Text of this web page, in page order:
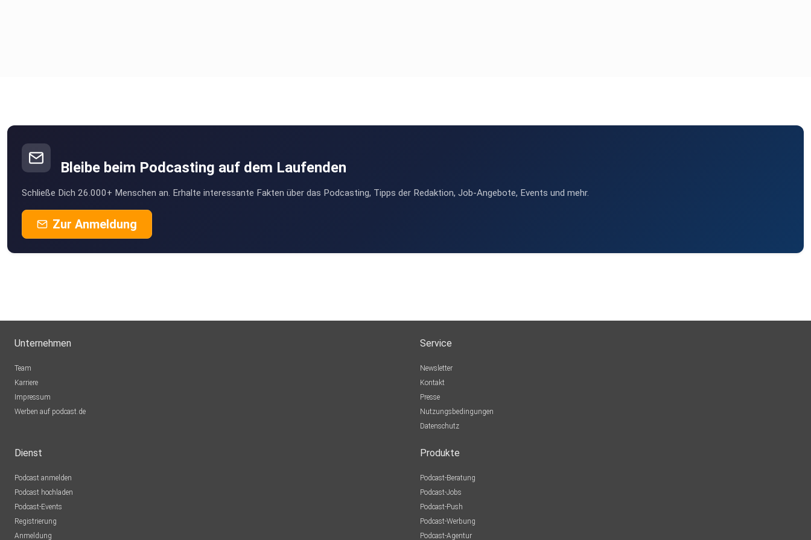
Bleibe beim Podcasting auf dem Laufenden
Schließe Dich 26.000+ Menschen an. Erhalte interessante Fakten über das Podcasting, Tipps der Redaktion, Job-Angebote, Events und mehr.
Zur Anmeldung
Unternehmen
Team
Karriere
Impressum
Werben auf podcast.de
Service
Newsletter
Kontakt
Presse
Nutzungsbedingungen
Datenschutz
Dienst
Podcast anmelden
Podcast hochladen
Podcast-Events
Registrierung
Anmeldung
Produkte
Podcast-Beratung
Podcast-Jobs
Podcast-Push
Podcast-Werbung
Podcast-Agentur